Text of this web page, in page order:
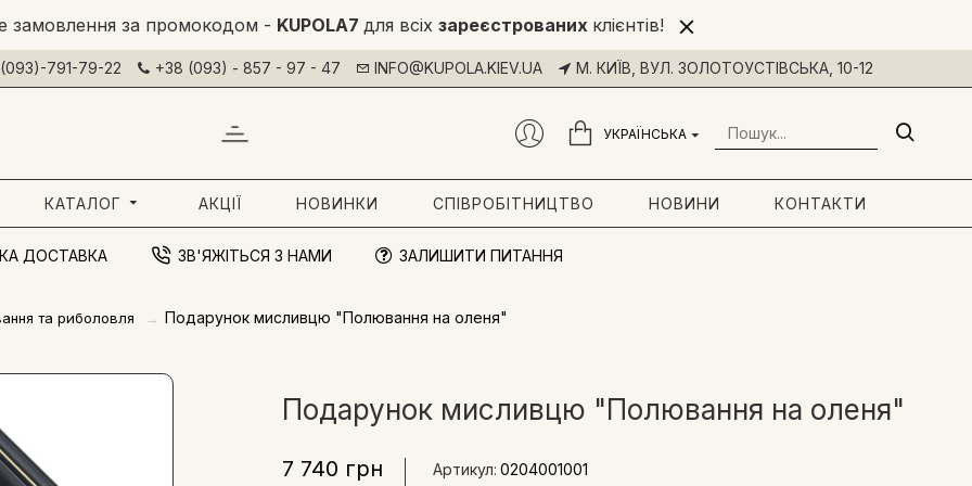
замовлення за промокодом - KUPOLA7 для всіх зареєстрованих клієнтів!
791-79-22 +38 (093) - 857 - 97 - 47 INFO@KUPOLA.KIEV.UA М. КИЇВ, ВУЛ. ЗОЛОТОУСТІВСЬКА, 10-12
УКРАЇНСЬКА
КАТАЛОГ АКЦІЇ НОВИНКИ СПІВРОБІТНИЦТВО НОВИНИ КОНТАКТИ
ДОСТАВКА ЗВ'ЯЖІТЬСЯ З НАМИ ЗАЛИШИТИ ПИТАННЯ
та риболовля Подарунок мисливцю "Полювання на оленя"
Подарунок мисливцю "Полювання на оленя"
7 740 грн Артикул: 0204001001